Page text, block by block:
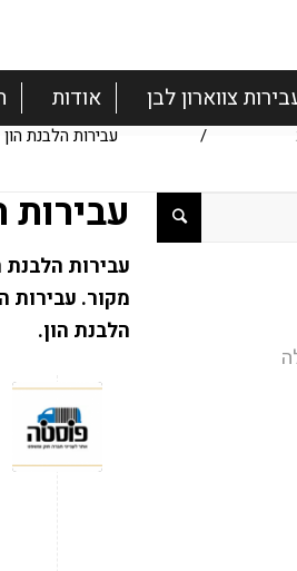
צווארון לבן אודות
/ עבירות הלבנת הון
עבירות
עבירות הלבנת
מקור. עבירות
הלבנת הון.